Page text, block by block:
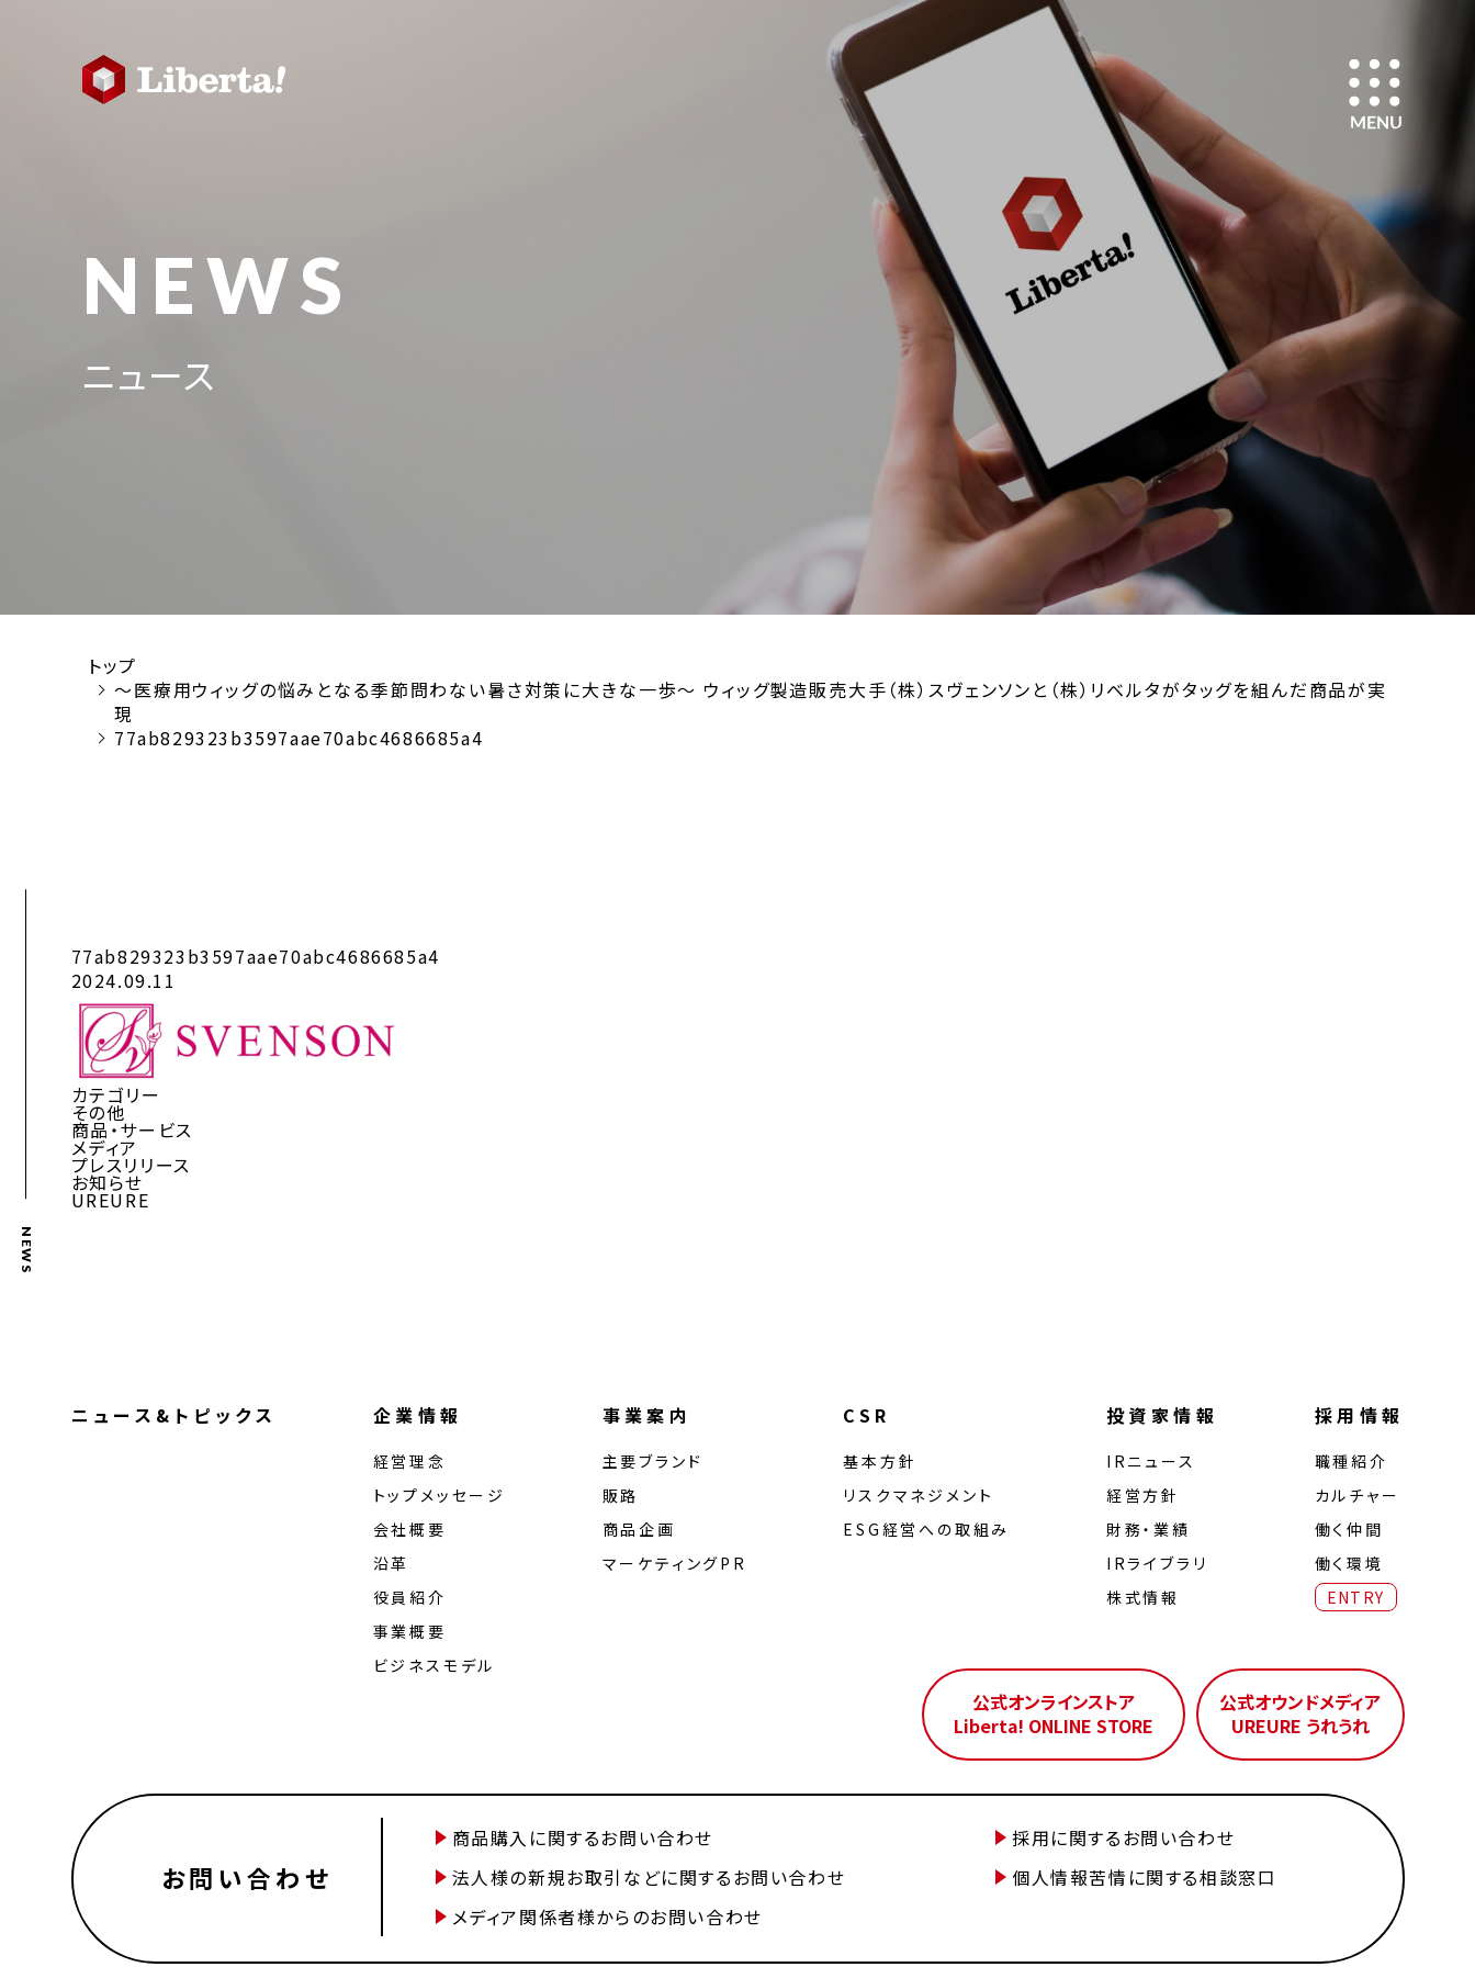
NEWS
ニュース
トップ
～医療用ウィッグの悩みとなる季節問わない暑さ対策に大きな一歩～ ウィッグ製造販売大手（株）スヴェンソンと（株）リベルタがタッグを組んだ商品が実
現
77ab829323b3597aae70abc4686685a4
NEWS
77ab829323b3597aae70abc4686685a4
2024.09.11
カテゴリー
その他
商品・サービス
メディア
プレスリリース
お知らせ
UREURE
ニュース&トピックス 企業情報
経営理念
トップメッセージ
会社概要
沿革
役員紹介
事業概要
ビジネスモデル
事業案内
主要ブランド
販路
商品企画
マーケティングPR
CSR
基本方針
リスクマネジメント
ESG経営への取組み
投資家情報
IRニュース
経営⽅針
財務・業績
IRライブラリ
株式情報
採用情報
職種紹介
カルチャー
働く仲間
働く環境
ENTRY
公式オンラインストア
Liberta! ONLINE STORE
公式オウンドメディア
UREURE うれうれ
お問い合わせ
商品購入に関するお問い合わせ
採用に関するお問い合わせ
法人様の新規お取引などに関するお問い合わせ
個人情報苦情に関する相談窓口
メディア関係者様からのお問い合わせ